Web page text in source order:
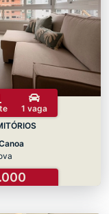
1 vaga